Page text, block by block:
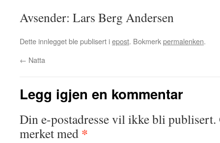
Avsender: Lars Berg Andersen
Dette innlegget ble publisert iepost. Bokmerkpermalenken.
← Natta
Legg igjen en kommentar
Din e-postadresse vil ikke bli publisert.
merket med *